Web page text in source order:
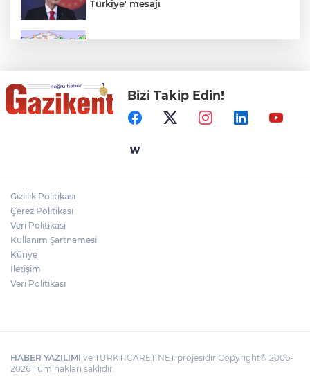
Türkiye' mesajı
Gaziantep Üniversitesi Elektrik-Elektronik
Mühendisliği: Teknolojinin ve Enerjinin
Geleceğine Yön Veren Eğitim
"BEBEĞİ TÜM GECE AYNI BEZLE
Bizi Takip Edin!
Gizlilik Politikası
Çerez Politikası
Veri Politikası
Kullanım Şartnamesi
Künye
İletişim
Veri Politikası
HABER YAZILIMI ve TURKTICARET.NET projesidir Copyright© 2006-
2026 Tüm hakları saklıdır.